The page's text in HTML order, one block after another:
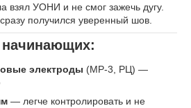
взял УОНИ и не смог зажечь дугу.
получился уверенный шов.
электроды (МР-3, РЦ) —
— легче контролировать и не